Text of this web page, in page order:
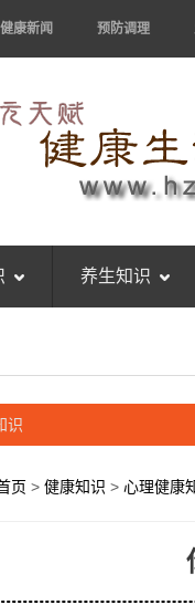
健康新闻 预防调理
养生知识
识
页 > 健康知识 > 心理健康